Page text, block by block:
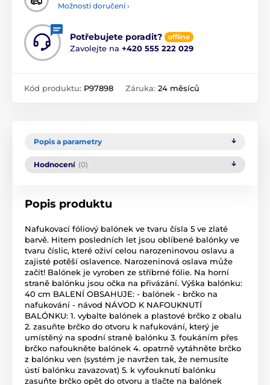
Možnosti doručení ›
Potřebujete poradit? offline
Zavolejte na +420 555 222 029
Kód produktu: P97898 Záruka: 24 měsíců
Popis a parametry
Hodnocení (0)
Popis produktu
Nafukovací fóliový balónek ve tvaru čísla 5 ve zlaté
barvě. Hitem posledních let jsou oblíbené balónky ve
tvaru číslic, které oživí celou narozeninovou oslavu a
zajisté potěší oslavence. Narozeninová oslava může
začít! Balónek je vyroben ze stříbrné fólie. Na horní
straně balónku jsou očka na přivázání. Výška balónku:
40 cm BALENÍ OBSAHUJE: - balónek - brčko na
nafukování - návod NÁVOD K NAFOUKNUTÍ
BALÓNKU: 1. vybalte balónek a plastové brčko z obalu
2. zasuňte brčko do otvoru k nafukování, který je
umístěný na spodní straně balónku 3. foukáním přes
brčko nafoukněte balónek 4. opatrně vytáhněte brčko
z balónku ven (systém je navržen tak, že nemusíte
ústí balónku zavazovat) 5. k vyfouknutí balónku
zasuňte brčko opět do otvoru a tlačte na balónek